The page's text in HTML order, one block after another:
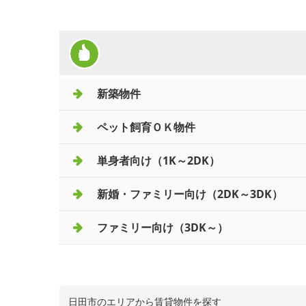
新築物件
ペット飼育ＯＫ物件
単身者向け（1K～2DK）
新婚・ファミリー向け（2DK～3DK）
ファミリー向け（3DK～）
日田市のエリアから賃貸物件を探す